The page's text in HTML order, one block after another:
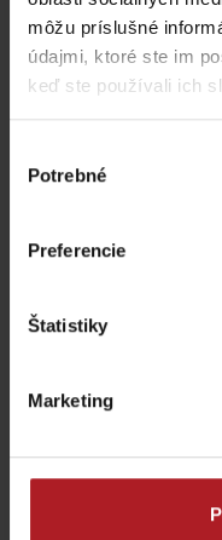
môžu príslušné
údajmi, ktoré ste im
keď ste používali ich
súhlasu
Potrebné
Preferencie
Štatistiky
Marketing
Koliba Bodega
Ružomberok -
všetky miesta
hotel Kráľova studňa
ebike nabíjacia